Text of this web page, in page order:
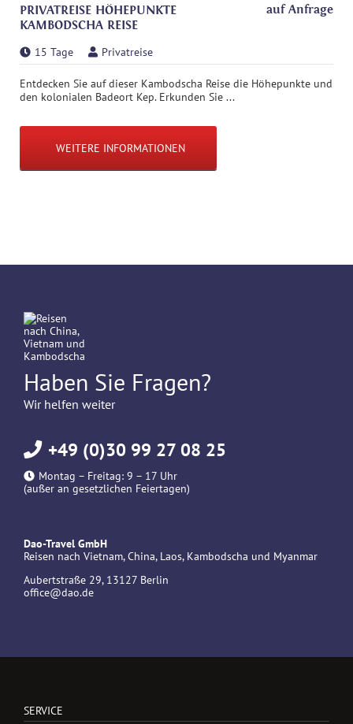
PRIVATREISE HÖHEPUNKTE
KAMBODSCHA REISE
auf Anfrage
15 Tage Privatreise
Entdecken Sie auf dieser Kambodscha Reise die Höhepunkte und
den kolonialen Badeort Kep. Erkunden Sie ...
WEITERE INFORMATIONEN
Haben Sie Fragen?
Wir helfen weiter
+49 (0)30 99 27 08 25
Montag – Freitag: 9 – 17 Uhr
(außer an gesetzlichen Feiertagen)
Dao-Travel GmbH
Reisen nach Vietnam, China, Laos, Kambodscha und Myanmar
Aubertstraße 29, 13127 Berlin
office@dao.de
SERVICE